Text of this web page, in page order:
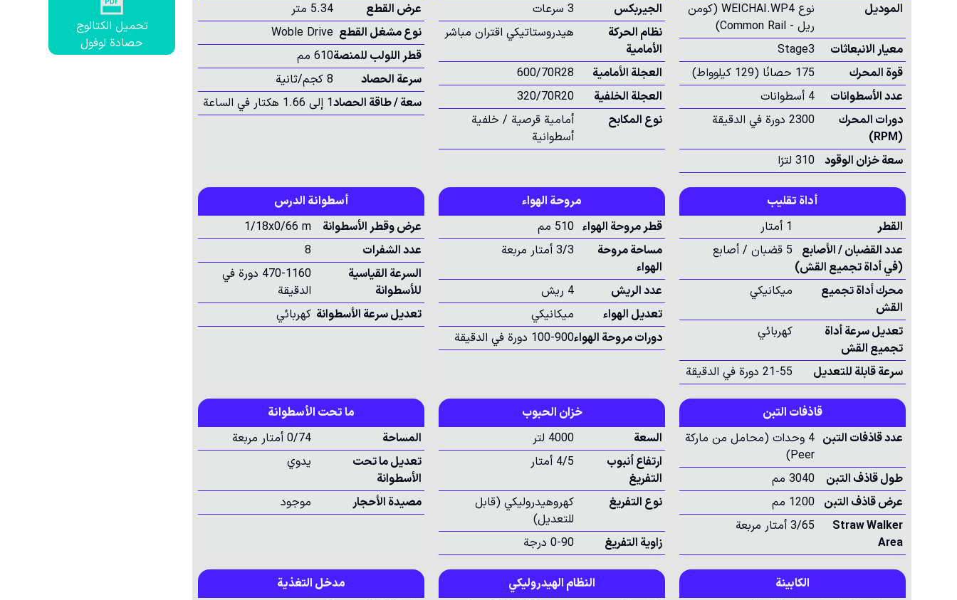
الموديل
نوع WEICHAI.WP4 (كومن
ريل - Common Rail)
معيار الانبعاثات
Stage3
قوة المحرك
175 حصانًا (129 كيلوواط)
عدد الأسطوانات
4 أسطوانات
دورات المحرك
(RPM)
2300 دورة في الدقيقة
سعة خزان الوقود 310 لترًا
الجيربكس
3 سرعات
نظام الحركة
الأمامية
هيدروستاتيكي اقتران مباشر
العجلة الأمامية
600/70R28
العجلة الخلفية
320/70R20
نوع المكابح
أمامية قرصية / خلفية
أسطوانية
عرض القطع
5.34 متر
نوع مشغل القطع Woble Drive
قطر اللولب للمنصة610 مم
سرعة الحصاد
8 كجم/ثانية
سعة / طاقة الحصاد1 إلى 1.66 هكتار في الساعة
أداة تقليب
القطر
1 أمتار
عدد القضبان / الأصابع
(في أداة تجميع القش)
5 قضبان / أصابع
محرك أداة تجميع
القش
ميكانيكي
تعديل سرعة أداة
تجميع القش
كهربائي
سرعة قابلة للتعديل 21-55 دورة في الدقيقة
مروحة الهواء
قطر مروحة الهواء 510 مم
مساحة مروحة
الهواء
3/3 أمتار مربعة
عدد الريش
4 ريش
تعديل الهواء
ميكانيكي
دورات مروحة الهواء100-900 دورة في الدقيقة
أسطوانة الدرس
عرض وقطر الأسطوانة
1/18x0/66 m
عدد الشفرات
8
السرعة القياسية
للأسطوانة
470-1160 دورة في
الدقيقة
تعديل سرعة الأسطوانة كهربائي
قاذفات التبن
عدد قاذفات التبن
4 وحدات (محامل من ماركة
Peer)
طول قاذف التبن
3040 مم
عرض قاذف التبن 1200 مم
Straw Walker
Area
3/65 أمتار مربعة
خزان الحبوب
السعة
4000 لتر
ارتفاع أنبوب
التفريغ
4/5 أمتار
نوع التفريغ
كهروهيدروليكي (قابل
للتعديل)
زاوية التفريغ
0-90 درجة
ما تحت الأسطوانة
المساحة
0/74 أمتار مربعة
تعديل ما تحت
الأسطوانة
يدوي
مصيدة الأحجار موجود
الكابينة
النظام الهيدروليكي
مدخل التغذية
تحميل الكتالوج
حصادة لوفول